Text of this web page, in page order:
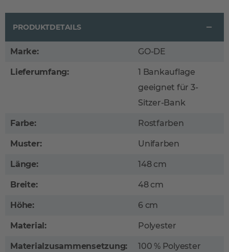
PRODUKTDETAILS
Marke: GO-DE
Lieferumfang:
1 Bankauflage
geeignet für 3-
Sitzer-Bank
Farbe: Rostfarben
Muster: Unifarben
Länge: 148 cm
Breite: 48 cm
Höhe: 6 cm
Material: Polyester
Materialzusammensetzung: 100 % Polyester